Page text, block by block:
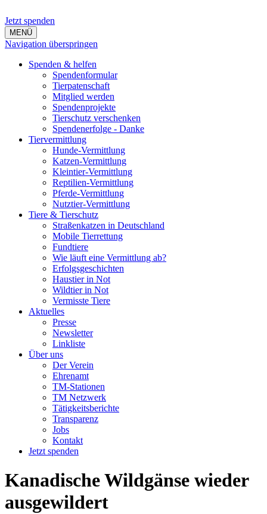
Jetzt spenden
MENÜ
Navigation überspringen
Spenden & helfen
Spendenformular
Tierpatenschaft
Mitglied werden
Spendenprojekte
Tierschutz verschenken
Spendenerfolge - Danke
Tiervermittlung
Hunde-Vermittlung
Katzen-Vermittlung
Kleintier-Vermittlung
Reptilien-Vermittlung
Pferde-Vermittlung
Nutztier-Vermittlung
Tiere & Tierschutz
Straßenkatzen in Deutschland
Mobile Tierrettung
Fundtiere
Wie läuft eine Vermittlung ab?
Erfolgsgeschichten
Haustier in Not
Wildtier in Not
Vermisste Tiere
Aktuelles
Presse
Newsletter
Linkliste
Über uns
Der Verein
Ehrenamt
TM-Stationen
TM Netzwerk
Tätigkeitsberichte
Transparenz
Jobs
Kontakt
Jetzt spenden
Kanadische Wildgänse wieder
ausgewildert